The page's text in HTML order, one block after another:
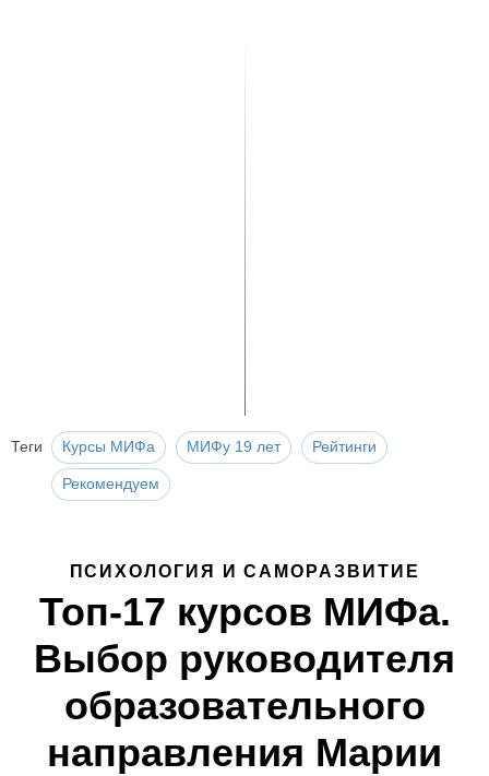
Теги Курсы МИФа МИФу 19 лет Рейтинги
Рекомендуем
ПСИХОЛОГИЯ И САМОРАЗВИТИЕ
Топ-17 курсов МИФа.
Выбор руководителя
образовательного
направления Марии